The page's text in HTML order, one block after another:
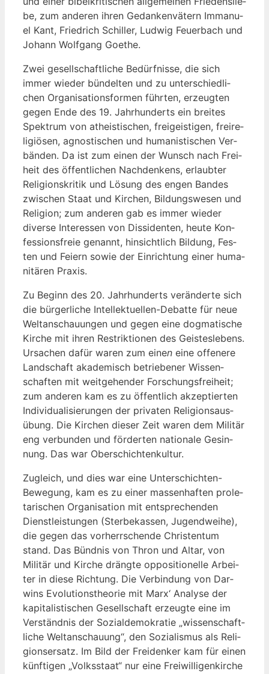
be, zum ande­ren ihren Gedan­ken­vä­tern Imma­nu­
el Kant, Fried­rich Schil­ler, Lud­wig Feu­er­bach und
Johann Wolf­gang Goethe.
Zwei gesell­schaft­li­che Bedürf­nis­se, die sich
immer wie­der bün­del­ten und zu unter­schied­li­
chen Orga­ni­sa­ti­ons­for­men führ­ten, erzeug­ten
gegen Ende des 19. Jahr­hun­derts ein brei­tes
Spek­trum von athe­is­ti­schen, frei­geis­ti­gen, frei­re­
li­giö­sen, agnos­ti­schen und huma­nis­ti­schen Ver­
bän­den. Da ist zum einen der Wunsch nach Frei­
heit des öffent­li­chen Nach­den­kens, erlaub­ter
Reli­gi­ons­kri­tik und Lösung des engen Ban­des
zwi­schen Staat und Kir­chen, Bil­dungs­we­sen und
Reli­gi­on; zum ande­ren gab es immer wie­der
diver­se Inter­es­sen von Dis­si­den­ten, heu­te Kon­
fes­si­ons­freie genannt, hin­sicht­lich Bil­dung, Fes­
ten und Fei­ern sowie der Ein­rich­tung einer huma­
ni­tä­ren Praxis.
Zu Beginn des 20. Jahr­hun­derts ver­än­der­te sich
die bür­ger­li­che Intel­lek­tu­el­len-Debat­te für neue
Welt­an­schau­un­gen und gegen eine dog­ma­ti­sche
Kir­che mit ihren Restrik­tio­nen des Geis­tes­le­bens.
Ursa­chen dafür waren zum einen eine offe­ne­re
Land­schaft aka­de­misch betrie­be­ner Wis­sen­
schaf­ten mit weit­ge­hen­der For­schungs­frei­heit;
zum ande­ren kam es zu öffent­lich akzep­tier­ten
Indi­vi­dua­li­sie­run­gen der pri­va­ten Reli­gi­ons­aus­
übung. Die Kir­chen die­ser Zeit waren dem Mili­tär
eng ver­bun­den und för­der­ten natio­na­le Gesin­
nung. Das war Oberschichtenkultur.
Zugleich, und dies war eine Unter­schich­ten-
Bewe­gung, kam es zu einer mas­sen­haf­ten pro­le­
ta­ri­schen Orga­ni­sa­ti­on mit ent­spre­chen­den
Dienst­leis­tun­gen (Ster­be­kas­sen, Jugend­wei­he),
die gegen das vor­herr­schen­de Chris­ten­tum
stand. Das Bünd­nis von Thron und Altar, von
Mili­tär und Kir­che dräng­te oppo­si­tio­nel­le Arbei­
ter in die­se Rich­tung. Die Ver­bin­dung von Dar­
wins Evo­lu­ti­ons­theo­rie mit Marx‘ Ana­ly­se der
kapi­ta­lis­ti­schen Gesell­schaft erzeug­te eine im
Ver­ständ­nis der Sozi­al­de­mo­kra­tie „wis­sen­schaft­
li­che Welt­an­schau­ung“, den Sozia­lis­mus als Reli­
gi­ons­er­satz. Im Bild der Frei­den­ker kam für einen
künf­ti­gen „Volks­staat“ nur eine Frei­wil­li­gen­kir­che